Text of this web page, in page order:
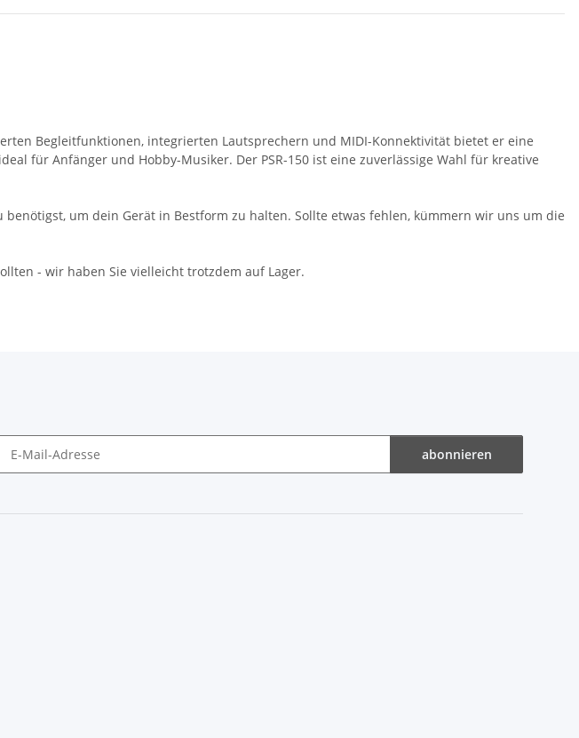
Begleitfunktionen, integrierten Lautsprechern und MIDI-Konnektivität bietet er eine
für Anfänger und Hobby-Musiker. Der PSR-150 ist eine zuverlässige Wahl für kreative
um dein Gerät in Bestform zu halten. Sollte etwas fehlen, kümmern wir uns um die
- wir haben Sie vielleicht trotzdem auf Lager.
abonnieren